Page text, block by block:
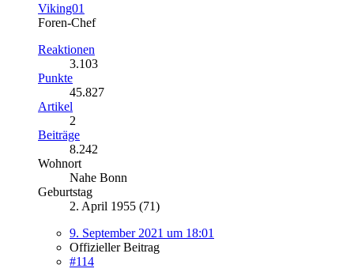
Viking01
Foren-Chef
Reaktionen
3.103
Punkte
45.827
Artikel
2
Beiträge
8.242
Wohnort
Nahe Bonn
Geburtstag
2. April 1955 (71)
9. September 2021 um 18:01
Offizieller Beitrag
#114